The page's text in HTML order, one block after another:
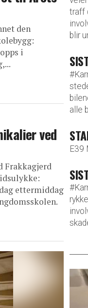
den
i
ved
Frakkagjerd
ettermiddag
traff
blir
alle
E39